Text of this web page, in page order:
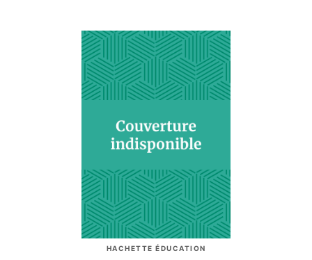
HACHETTE ÉDUCATION